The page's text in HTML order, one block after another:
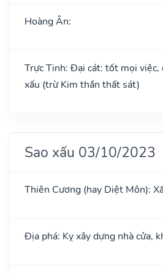
Hoàng Ân:
Trực Tinh: Đại cát: tốt mọi việc,
xấu (trừ Kim thần thất sát)
Sao xấu 03/10/2023
Thiên Cương (hay Diệt Môn):
Địa phá: Kỵ xây dựng nhà cửa,